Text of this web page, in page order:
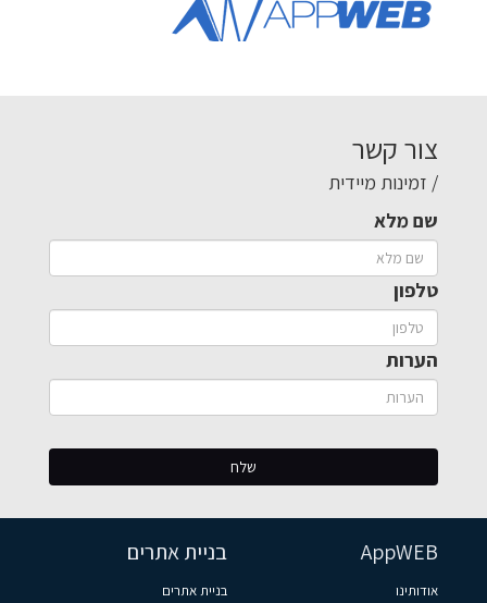
צור קשר
/ זמינות מיידית
שם מלא
טלפון
הערות
AppWEB
אודותינו
בניית אתרים
בניית אתרים